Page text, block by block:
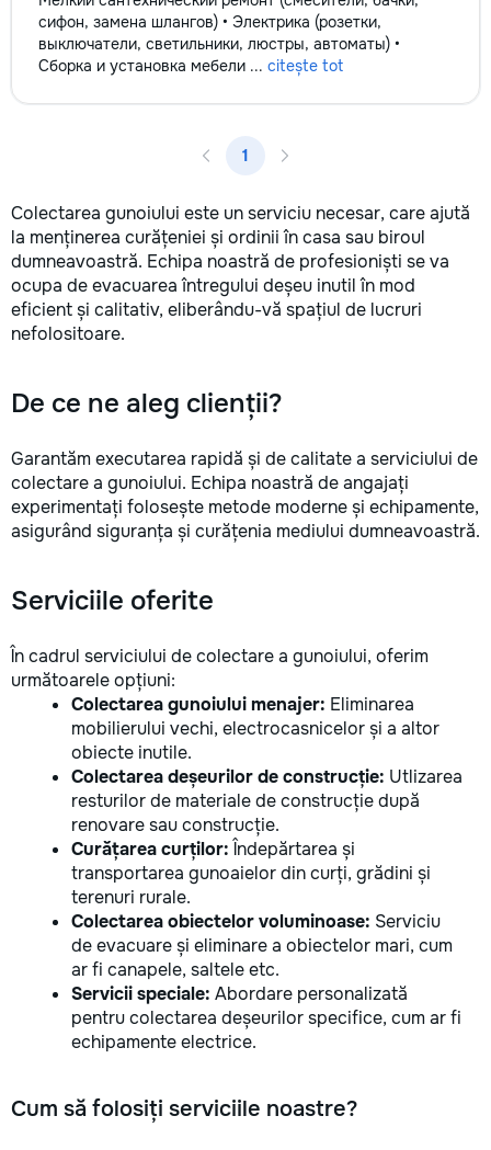
сифон, замена шлангов) • Электрика (розетки,
выключатели, светильники, люстры, автоматы) •
Сборка и установка мебели ... citește tot
1
Colectarea gunoiului este un serviciu necesar, care ajută
la menținerea curățeniei și ordinii în casa sau biroul
dumneavoastră. Echipa noastră de profesioniști se va
ocupa de evacuarea întregului deșeu inutil în mod
eficient și calitativ, eliberându-vă spațiul de lucruri
nefolositoare.
De ce ne aleg clienții?
Garantăm executarea rapidă și de calitate a serviciului de
colectare a gunoiului. Echipa noastră de angajați
experimentați folosește metode moderne și echipamente,
asigurând siguranța și curățenia mediului dumneavoastră.
Serviciile oferite
În cadrul serviciului de colectare a gunoiului, oferim
următoarele opțiuni:
Colectarea gunoiului menajer: Eliminarea
mobilierului vechi, electrocasnicelor și a altor
obiecte inutile.
Colectarea deșeurilor de construcție: Utlizarea
resturilor de materiale de construcție după
renovare sau construcție.
Curățarea curților: Îndepărtarea și
transportarea gunoaielor din curți, grădini și
terenuri rurale.
Colectarea obiectelor voluminoase: Serviciu
de evacuare și eliminare a obiectelor mari, cum
ar fi canapele, saltele etc.
Servicii speciale: Abordare personalizată
pentru colectarea deșeurilor specifice, cum ar fi
echipamente electrice.
Cum să folosiți serviciile noastre?